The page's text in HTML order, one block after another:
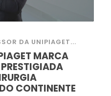
DA UNIPIAGET...
MARCA
CONTINENTE